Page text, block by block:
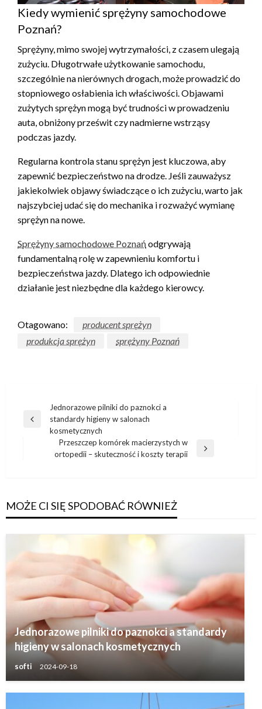
Kiedy wymienić sprężyny samochodowe
Poznań?
Sprężyny, mimo swojej wytrzymałości, z czasem ulegają
zużyciu. Długotrwałe użytkowanie samochodu,
szczególnie na nierównych drogach, może prowadzić do
stopniowego osłabienia ich właściwości. Objawami
zużytych sprężyn mogą być trudności w prowadzeniu
auta, obniżony prześwit czy nadmierne wstrząsy
podczas jazdy.
Regularna kontrola stanu sprężyn jest kluczowa, aby
zapewnić bezpieczeństwo na drodze. Jeśli zauważysz
jakiekolwiek objawy świadczące o ich zużyciu, warto jak
najszybciej udać się do mechanika i rozważyć wymianę
sprężyn na nowe.
Sprężyny samochodowe Poznań odgrywają
fundamentalną rolę w zapewnieniu komfortu i
bezpieczeństwa jazdy. Dlatego ich odpowiednie
działanie jest niezbędne dla każdego kierowcy.
Otagowano:
producent sprężyn
produkcja sprężyn
sprężyny Poznań
Nawigacja
wpisu
Poprzedni
Jednorazowe pilniki do paznokci a
standardy higieny w salonach
kosmetycznych
Następny
Przeszczep komórek macierzystych w
ortopedii – skuteczność i koszty terapii
MOŻE CI SIĘ SPODOBAĆ RÓWNIEŻ
Jednorazowe pilniki do paznokci a standardy
higieny w salonach kosmetycznych
softi 2024-09-18